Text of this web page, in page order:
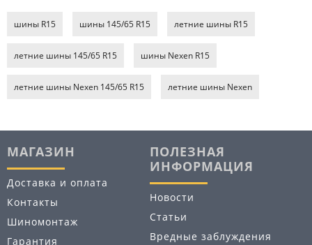
шины R15 шины 145/65 R15 летние шины R15
летние шины 145/65 R15 шины Nexen R15
летние шины Nexen 145/65 R15 летние шины Nexen
МАГАЗИН
Доставка и оплата
Контакты
Шиномонтаж
Гарантия
ПОЛЕЗНАЯ
ИНФОРМАЦИЯ
Новости
Статьи
Вредные заблуждения